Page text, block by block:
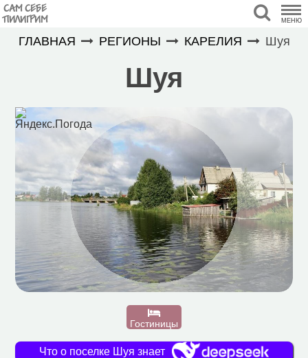
САМ СЕБЕ
ПИЛИГРИМ МЕНЮ
ГЛАВНАЯ РЕГИОНЫ КАРЕЛИЯ Шуя
Шуя
Гостиницы
Что о поселке Шуя знает